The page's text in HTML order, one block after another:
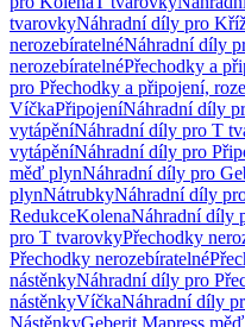
tvarovkyNáhradní díly pro
nerozebíratelnéNáhradní díly
nerozebíratelnéPřechodky a
pro Přechodky a připojení,
VíčkaPřipojeníNáhradní díly
vytápěníNáhradní díly pro T
vytápěníNáhradní díly pro
měď plynNáhradní díly pro
plynNátrubkyNáhradní díly
RedukceKolenaNáhradní díly
pro T tvarovkyPřechodky
Přechodky nerozebíratelné
nástěnkyNáhradní díly pro
nástěnkyVíčkaNáhradní díly
NástěnkyGeberit Mapress